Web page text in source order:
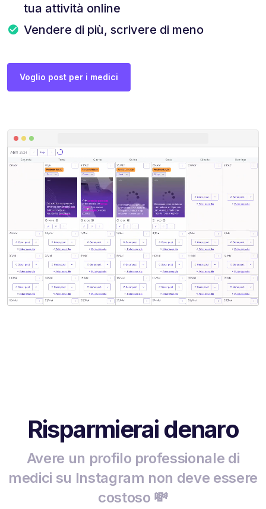
tua attività online
Vendere di più, scrivere di meno
Voglio post per i medici
Risparmierai denaro
Avere un profilo professionale di
medici su Instagram non deve essere
costoso 💸